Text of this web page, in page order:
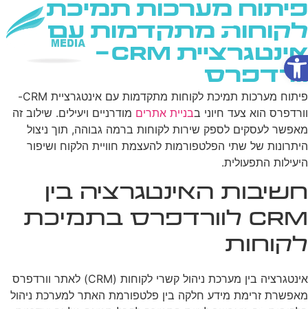
פתח סרגל נגישות
פיתוח מערכות תמיכת
לקוחות מתקדמות עם
אינטגרציית CRM-
וורדפרס
פיתוח מערכות תמיכת לקוחות מתקדמות עם אינטגרציית CRM-
וורדפרס הוא צעד חיוני בבניית אתרים מודרניים ויעילים. שילוב זה
מאפשר לעסקים לספק שירות לקוחות ברמה גבוהה, תוך ניצול
היתרונות של שתי הפלטפורמות להעצמת חוויית הלקוח ושיפור
היעילות התפעולית.
חשיבות האינטגרציה בין
CRM לוורדפרס בתמיכת
לקוחות
אינטגרציה בין מערכת ניהול קשרי לקוחות (CRM) לאתר וורדפרס
מאפשרת זרימת מידע חלקה בין פלטפורמת האתר למערכת ניהול